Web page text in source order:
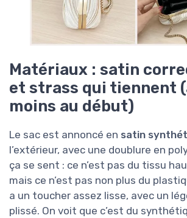
Matériaux : satin
et strass qui tiennent
moins au début)
Le sac est annoncé en satin
l’extérieur, avec une doublure en
ça se sent : ce n’est pas du tissu
mais ce n’est pas non plus du
a un toucher assez lisse, avec un
plissé. On voit que c’est du